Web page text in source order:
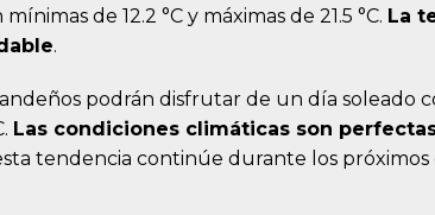
de 12.2 °C y máximas de 21.5 °C. La
.
podrán disfrutar de un día soleado
Las condiciones climáticas son
tendencia continúe durante los próximos